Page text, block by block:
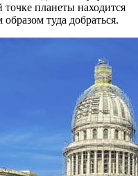
планеты находится
туда добраться.